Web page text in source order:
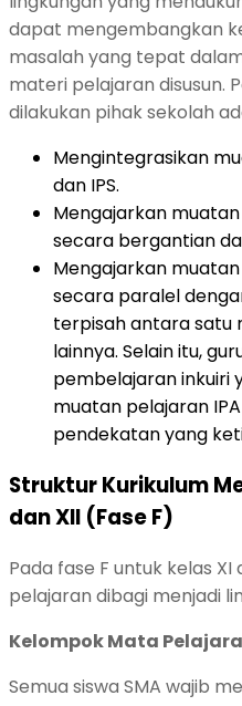
dapat mengembangkan
masalah yang tepat
materi pelajaran disusun.
dilakukan pihak sekolah
Mengintegrasikan
dan IPS.
Mengajarkan
secara bergantian
Mengajarkan muatan
secara paralel
terpisah antara satu
lainnya. Selain itu,
pembelajaran inkuiri
muatan pelajaran
pendekatan yang
Struktur Kurikulum
dan XII (Fase F)
Pada fase F untuk kelas
pelajaran dibagi menjadi
Kelompok Mata
Semua siswa SMA wajib